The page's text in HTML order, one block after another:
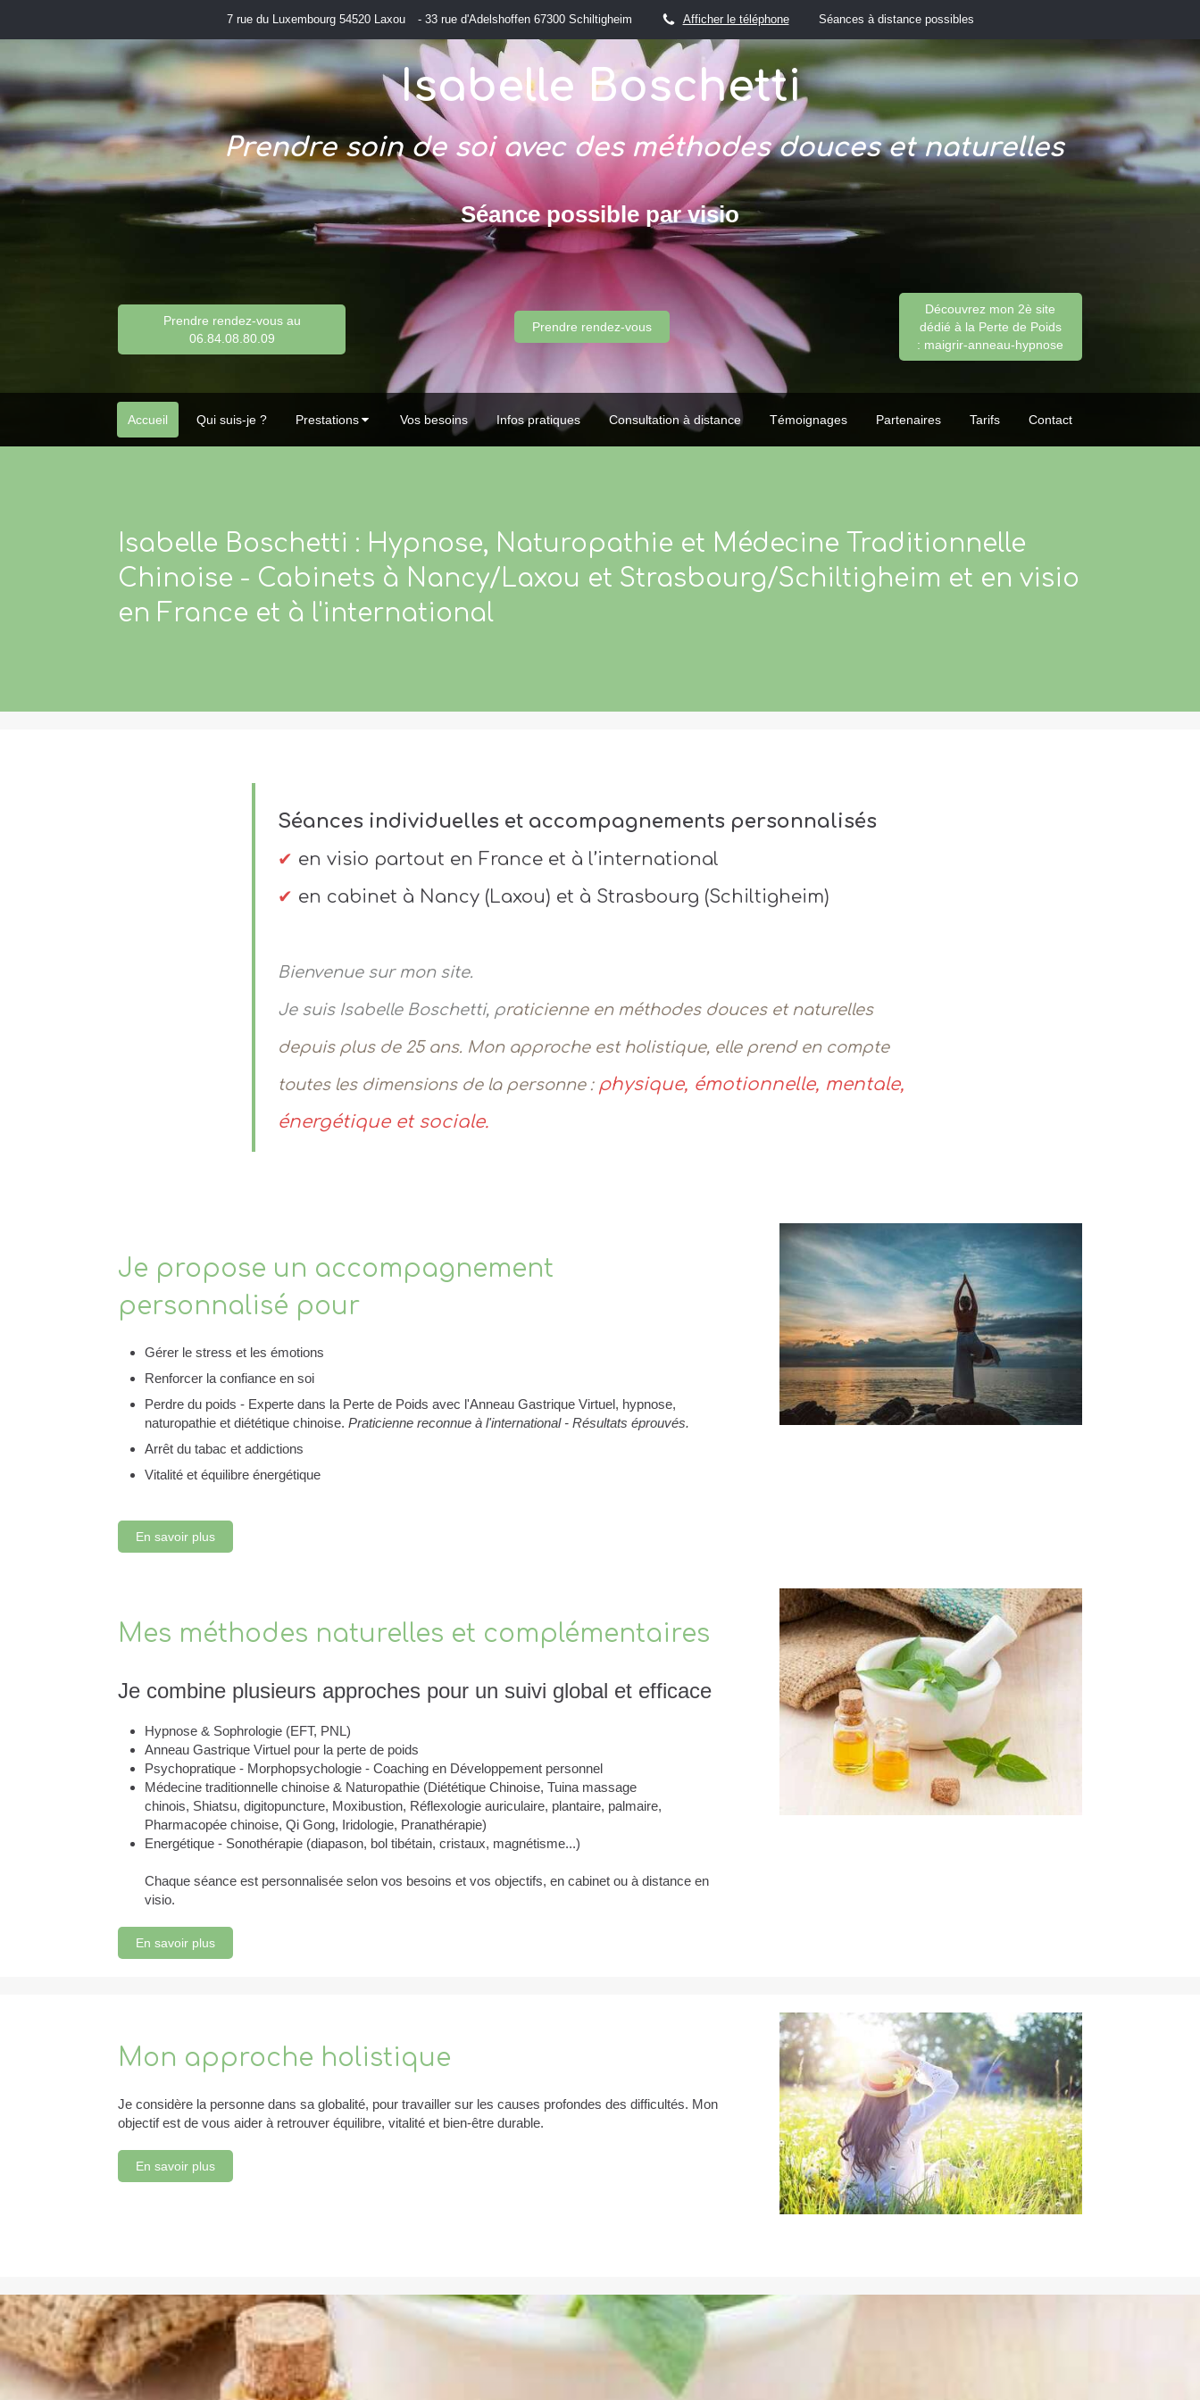
7 rue du Luxembourg 54520 Laxou - 33 rue d'Adelshoffen 67300 Schiltigheim Afficher le téléphone Séances à distance possibles
Accueil Qui suis-je ? Prestations Vos besoins Infos pratiques Consultation à distance Témoignages Partenaires Tarifs Contact
Isabelle Boschetti
Prendre soin de soi avec des méthodes douces et naturelles
Séance possible par visio
Prendre rendez-vous au
06.84.08.80.09
Découvrez mon 2è site
dédié à la Perte de Poids
: maigrir-anneau-hypnose
Prendre rendez-vous
Isabelle Boschetti : Hypnose, Naturopathie et Médecine Traditionnelle
Chinoise - Cabinets à Nancy/Laxou et Strasbourg/Schiltigheim et en visio
en France et à l'international
Séances individuelles et accompagnements personnalisés
✔ en visio partout en France et à l’international
✔ en cabinet à Nancy (Laxou) et à Strasbourg (Schiltigheim)
Bienvenue sur mon site.
Je suis Isabelle Boschetti, praticienne en méthodes douces et naturelles
depuis plus de 25 ans. Mon approche est holistique, elle prend en compte
toutes les dimensions de la personne : physique, émotionnelle, mentale,
énergétique et sociale.
Je propose un accompagnement
personnalisé pour
Gérer le stress et les émotions
Renforcer la confiance en soi
Perdre du poids - Experte dans la Perte de Poids avec l'Anneau Gastrique Virtuel, hypnose,
naturopathie et diététique chinoise. Praticienne reconnue à l'international - Résultats éprouvés.
Arrêt du tabac et addictions
Vitalité et équilibre énergétique
En savoir plus
Mes méthodes naturelles et complémentaires
Je combine plusieurs approches pour un suivi global et efficace
Hypnose & Sophrologie (EFT, PNL)
Anneau Gastrique Virtuel pour la perte de poids
Psychopratique - Morphopsychologie - Coaching en Développement personnel
Médecine traditionnelle chinoise & Naturopathie (Diététique Chinoise, Tuina massage
chinois, Shiatsu, digitopuncture, Moxibustion, Réflexologie auriculaire, plantaire, palmaire,
Pharmacopée chinoise, Qi Gong, Iridologie, Pranathérapie)
Energétique - Sonothérapie (diapason, bol tibétain, cristaux, magnétisme...)
Chaque séance est personnalisée selon vos besoins et vos objectifs, en cabinet ou à distance en
visio.
En savoir plus
Mon approche holistique
Je considère la personne dans sa globalité, pour travailler sur les causes profondes des difficultés. Mon
objectif est de vous aider à retrouver équilibre, vitalité et bien-être durable.
En savoir plus